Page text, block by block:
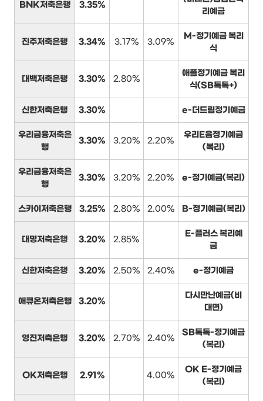
BNK저축은행 3.35%
리예금
진주저축은행 3.34% 3.17% 3.09%
M-정기예금 복리
식
대백저축은행 3.30% 2.80%
애플정기예금 복리
식(SB톡톡+)
신한저축은행 3.30% e-더드림정기예금
우리금융저축은
행
3.30% 3.20% 2.20%
우리E음정기예금
(복리)
우리금융저축은
행
3.30% 3.20% 2.20% e-정기예금(복리)
스카이저축은행 3.25% 2.80% 2.00% B-정기예금(복리)
대명저축은행 3.20% 2.85%
E-플러스 복리예
금
신한저축은행 3.20% 2.50% 2.40% e-정기예금
애큐온저축은행 3.20%
다시만난예금(비
대면)
영진저축은행 3.20% 2.70% 2.40%
SB톡톡-정기예금
(복리)
OK저축은행 2.91% 4.00%
OK E-정기예금
(복리)